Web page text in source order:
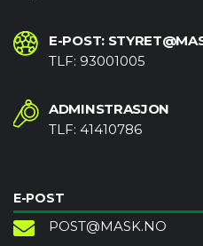
E-POST:
TLF: 93001005
ADMINSTRASJON
TLF: 41410786
E-POST
POST@MASK.NO